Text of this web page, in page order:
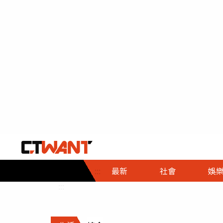
::: 最新 社會
社會首頁
時事
調查
娛樂
娛樂首頁
即時
財經首頁
熱線
政